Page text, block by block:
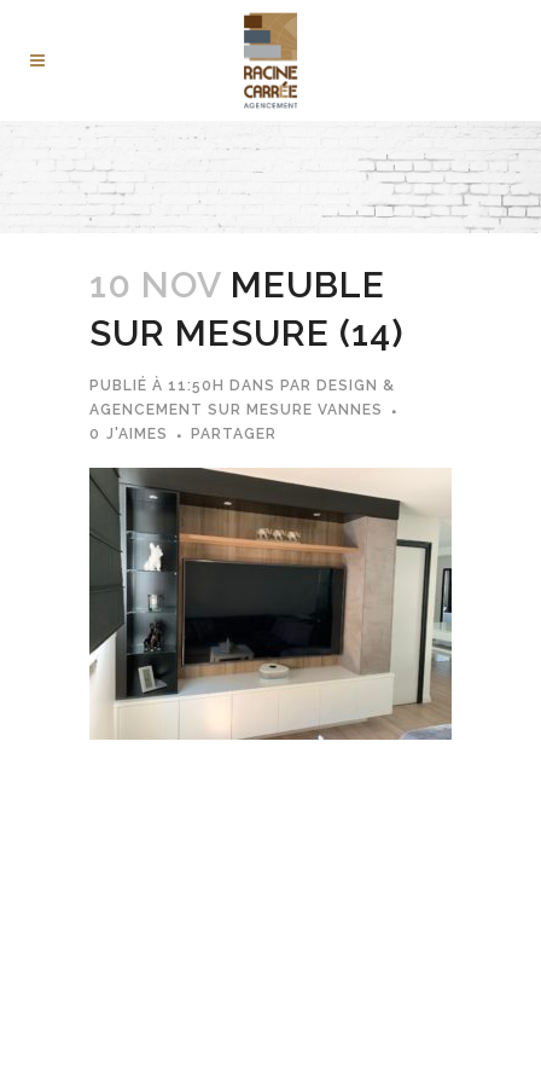
10 NOV MEUBLE
SUR MESURE (14)
PUBLIÉ À 11:50H DANS PAR DESIGN &
AGENCEMENT SUR MESURE VANNES
0 J'AIMES PARTAGER